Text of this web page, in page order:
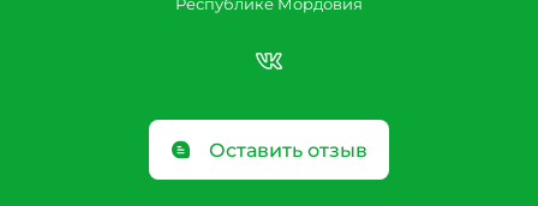
Оставить отзыв